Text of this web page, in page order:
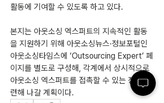
활동에 기여할 수 있도록 하고 있다.
본지는 아웃소싱 엑스퍼트의 지속적인 활동
을 지원하기 위해 아웃소싱뉴스·정보포털인
아웃소싱타임스에 ‘Outsourcing Expert’ 페
이지를 별도로 구성해, 각계에서 상시적으로
아웃소싱 엑스퍼트를 접촉할 수 있는 장을 마
련해 나갈 계획이다.